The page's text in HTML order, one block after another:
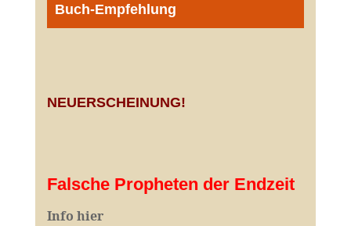
Buch-Empfehlung
NEUERSCHEINUNG!
Falsche Propheten der Endzeit
Info hier